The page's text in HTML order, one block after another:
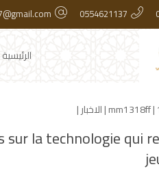
0554621137
الرئيسية
mm1318ff| الاخبار|
sur la technologie qui